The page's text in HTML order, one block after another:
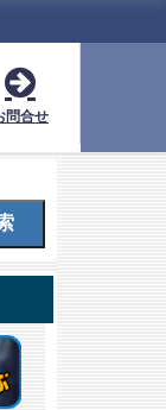
問合せ